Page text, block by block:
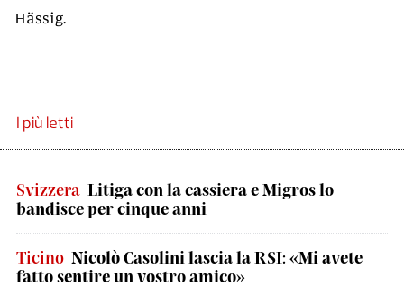
Hässig.
I più letti
Svizzera Litiga con la cassiera e Migros lo
bandisce per cinque anni
Ticino Nicolò Casolini lascia la RSI: «Mi avete
fatto sentire un vostro amico»